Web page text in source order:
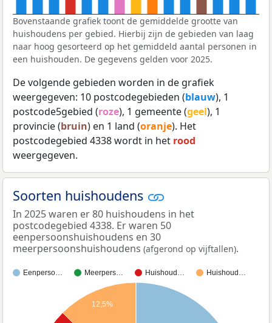
Bovenstaande grafiek toont de gemiddelde grootte van
huishoudens per gebied. Hierbij zijn de gebieden van laag
naar hoog gesorteerd op het gemiddeld aantal personen in
een huishouden. De gegevens gelden voor 2025.
De volgende gebieden worden in de grafiek
weergegeven: 10 postcodegebieden (blauw), 1
postcode5gebied (roze), 1 gemeente (geel), 1
provincie (bruin) en 1 land (oranje). Het
postcodegebied 4338 wordt in het rood
weergegeven.
Soorten huishoudens
In 2025 waren er 80 huishoudens in het
postcodegebied 4338. Er waren 50
eenpersoonshuishoudens en 30
meerpersoonshuishoudens (afgerond op vijftallen).
Eenperso… Meerpers… Huishoud… Huishoud…
12,5%